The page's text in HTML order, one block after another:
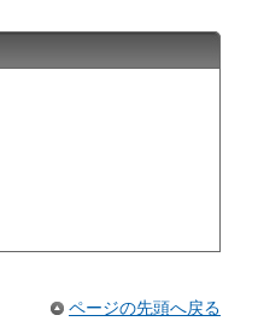
ページの先頭へ戻る